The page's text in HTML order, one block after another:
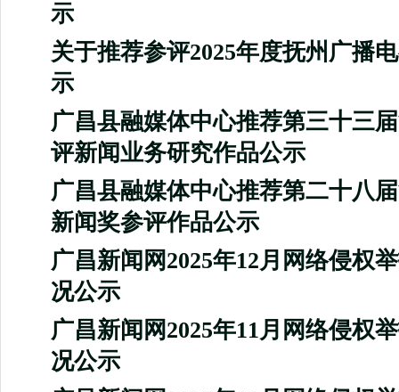
示
关于推荐参评2025年度抚州广播
示
广昌县融媒体中心推荐第三十三
评新闻业务研究作品公示
广昌县融媒体中心推荐第二十八
新闻奖参评作品公示
广昌新闻网2025年12月网络侵权
况公示
广昌新闻网2025年11月网络侵权
况公示